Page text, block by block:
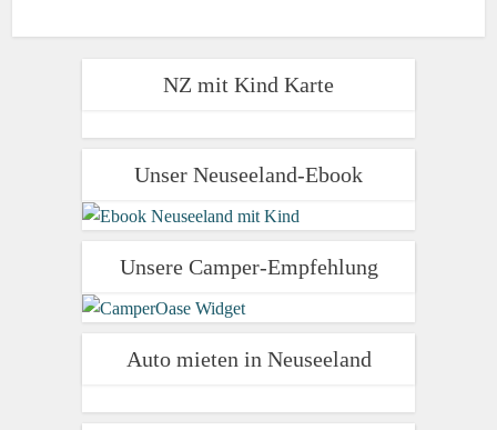
NZ mit Kind Karte
Unser Neuseeland-Ebook
Unsere Camper-Empfehlung
Auto mieten in Neuseeland